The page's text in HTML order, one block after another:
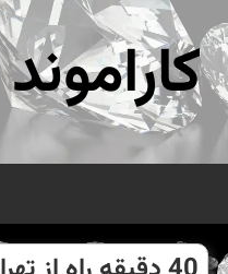
کاراموند